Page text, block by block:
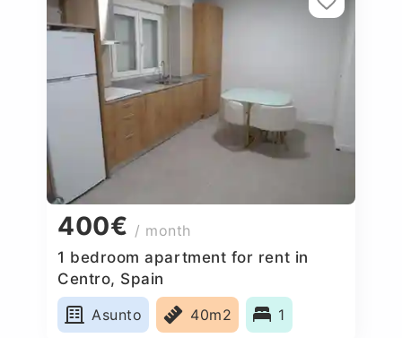
400€ / month
1 bedroom apartment for rent in
Centro, Spain
Asunto
40m2 1